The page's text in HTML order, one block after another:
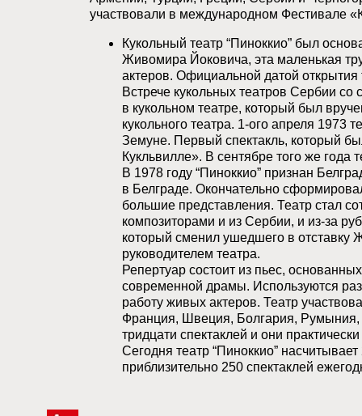
участвовали в международном Фестивале
Кукольный театр “Пиноккио” был
Живомира Йоковича, эта маленькая
актеров. Официальной датой открытия
Встрече кукольных театров Сербии
в кукольном театре, который был
кукольного театра. 1-ого апреля 1973
Земуне. Первый спектакль, который
Кукльвилле». В сентябре того же года
В 1978 году “Пиноккио” признан
в Белграде. Окончательно
большие представления. Театр стал
композиторами и из Сербии, и из-за
который сменил ушедшего в отставку
руководителем театра.
Репертуар состоит из пьес,
современной драмы. Используются
работу живых актеров. Театр
Франция, Швеция, Болгария, Румыния,
тридцати спектаклей и они
Сегодня театр “Пиноккио”
приблизительно 250 спектаклей